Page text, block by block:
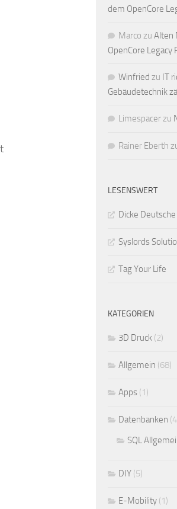
dem OpenCore
Marco zu Alten
OpenCore Legacy
Winfried zu IT
Gebäudetechnik
Limespacerzu
Rainer Eberth
LESENSWERT
Dicke Deutsche
Syslords
Tag Your Life
KATEGORIEN
3D Druck (2)
Allgemein (68)
Apps (1)
Datenbanken
SQL
DIY (5)
E-Mobility (1)